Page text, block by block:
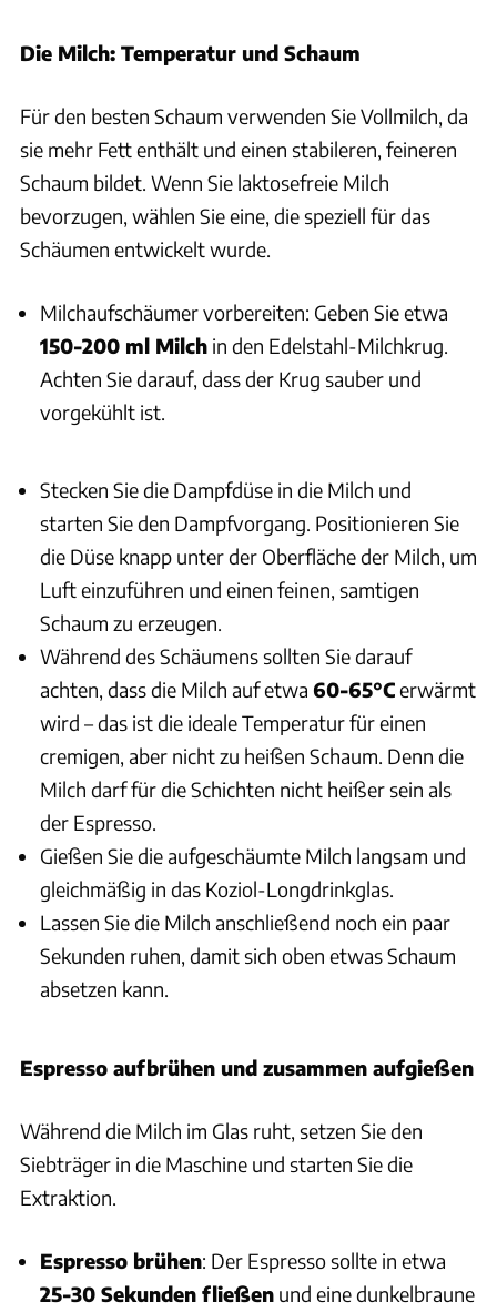
Die Milch: Temperatur und Schaum
Für den besten Schaum verwenden Sie Vollmilch, da
sie mehr Fett enthält und einen stabileren, feineren
Schaum bildet. Wenn Sie laktosefreie Milch
bevorzugen, wählen Sie eine, die speziell für das
Schäumen entwickelt wurde.
Milchaufschäumer vorbereiten: Geben Sie etwa
150-200 ml Milch in den Edelstahl-Milchkrug.
Achten Sie darauf, dass der Krug sauber und
vorgekühlt ist.
Stecken Sie die Dampfdüse in die Milch und
starten Sie den Dampfvorgang. Positionieren Sie
die Düse knapp unter der Oberfläche der Milch, um
Luft einzuführen und einen feinen, samtigen
Schaum zu erzeugen.
Während des Schäumens sollten Sie darauf
achten, dass die Milch auf etwa 60-65°Cerwärmt
wird – das ist die ideale Temperatur für einen
cremigen, aber nicht zu heißen Schaum. Denn die
Milch darf für die Schichten nicht heißer sein als
der Espresso.
Gießen Sie die aufgeschäumte Milch langsam und
gleichmäßig in das Koziol-Longdrinkglas.
Lassen Sie die Milch anschließend noch ein paar
Sekunden ruhen, damit sich oben etwas Schaum
absetzen kann.
Espresso aufbrühen und zusammen aufgießen
Während die Milch im Glas ruht, setzen Sie den
Siebträger in die Maschine und starten Sie die
Extraktion.
Espresso brühen: Der Espresso sollte in etwa
25-30 Sekunden fließen und eine dunkelbraune